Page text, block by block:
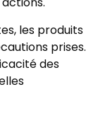
les produits
prises.
des